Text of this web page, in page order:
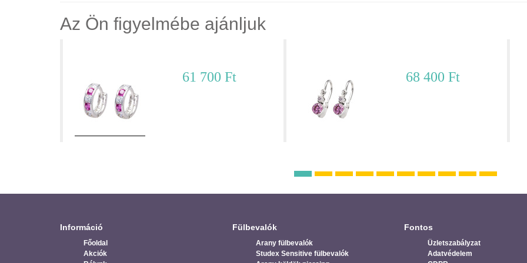
Az Ön figyelmébe ajánljuk
61 700 Ft 68 400 Ft
Információ
Főoldal
Akciók
Fülbevalók
Arany fülbevalók
Studex Sensitive fülbevalók
Fontos
Üzletszabályzat
Adatvédelem